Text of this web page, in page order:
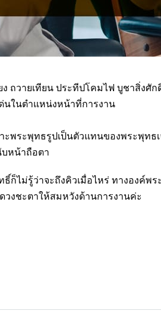
ง ถวายเทียน ประทีปโคมไฟ บูชาสิ่
นในตำแหน่งหน้าที่การงาน
พระพุทธรูปเป็นตัวแทนของพระพุท
หน้าถือตา
ก็ไม่รู้ว่าจะถึงคิวเมื่อไหร่ ทางองค์พ
งชะตาให้สมหวังด้านการงานค่ะ